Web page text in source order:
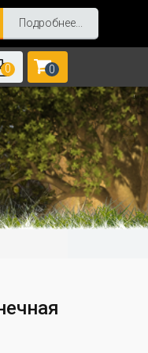
Подробнее...
0 0